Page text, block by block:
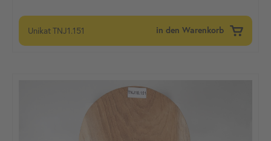
UnikatTNJ1.151 in den Warenkorb